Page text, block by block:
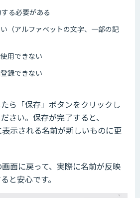
る必要がある
（アルファベットの文字、一部の記
用できない
録できない
ら「保存」ボタンをクリックし
さい。保存が完了すると、
示される名前が新しいものに更
面に戻って、実際に名前が反映
と安心です。